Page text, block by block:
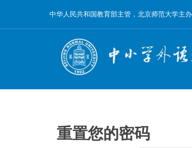
到
中华人民共和国教育部主管，北京师范大学主
重置您的密码